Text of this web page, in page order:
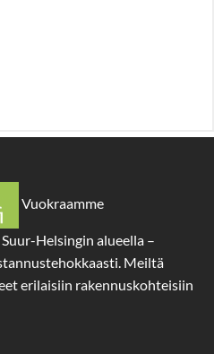
Vuokraamme
Helsingin alueella –
Meiltä
erilaisiin rakennuskohteisiin